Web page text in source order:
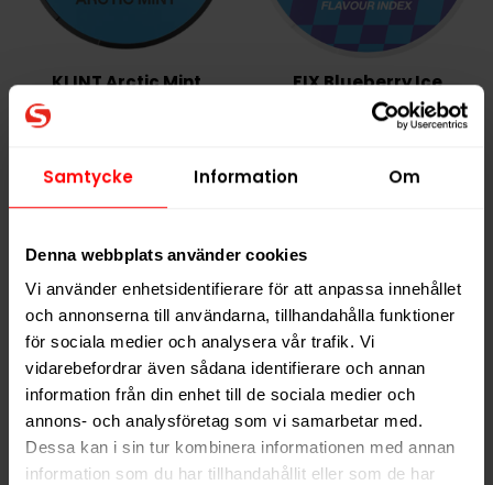
Samtycke Information Om
Denna webbplats använder cookies
Vi använder enhetsidentifierare för att anpassa innehållet
och annonserna till användarna, tillhandahålla funktioner
för sociala medier och analysera vår trafik. Vi
vidarebefordrar även sådana identifierare och annan
information från din enhet till de sociala medier och
annons- och analysföretag som vi samarbetar med.
Dessa kan i sin tur kombinera informationen med annan
information som du har tillhandahållit eller som de har
KLINT Arctic Mint
24,99 kr /dosa
KÖP
FIX Blueberry Ice
11,5mg
24,99 kr /dosa
NYTT PRIS NYTT PRIS